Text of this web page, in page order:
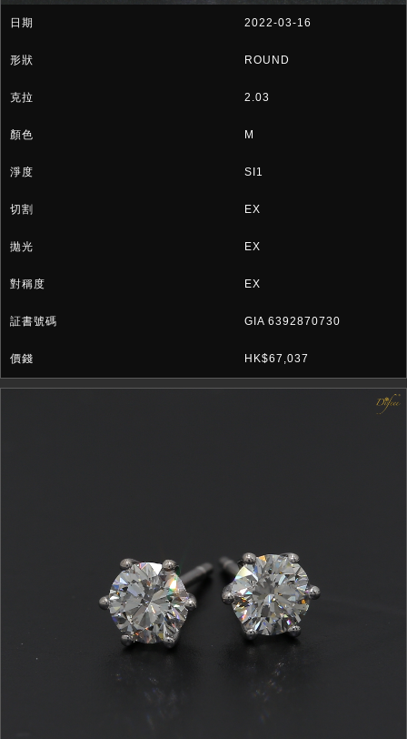
2022-03-16
ROUND
2.03
M
SI1
EX
EX
EX
GIA 6392870730
HK$67,037